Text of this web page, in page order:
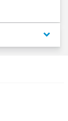
blandt
makeup
keyboard_arrow_down